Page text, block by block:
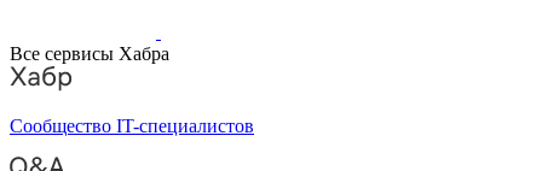
Все сервисы Хабра
Сообщество IT-специалистов